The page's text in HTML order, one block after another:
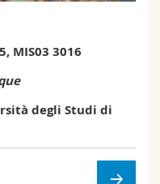
MIS03 3016
degli Studi di